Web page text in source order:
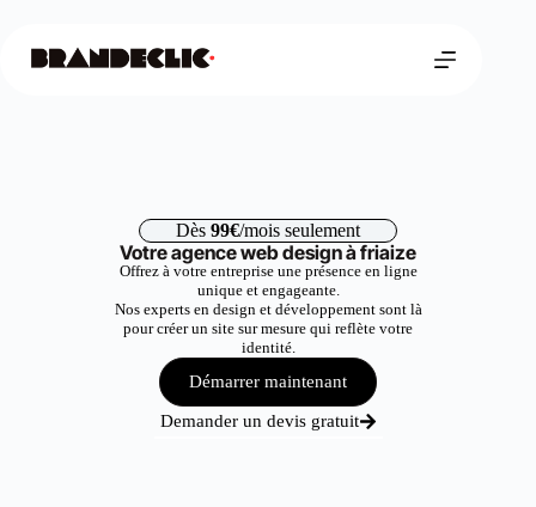
Dès 99€/mois seulement
Votre agence web design à friaize
Offrez à votre entreprise une présence en ligne
unique et engageante.
Nos experts en design et développement sont là
pour créer un site sur mesure qui reflète votre
identité.
Démarrer maintenant
Demander un devis gratuit